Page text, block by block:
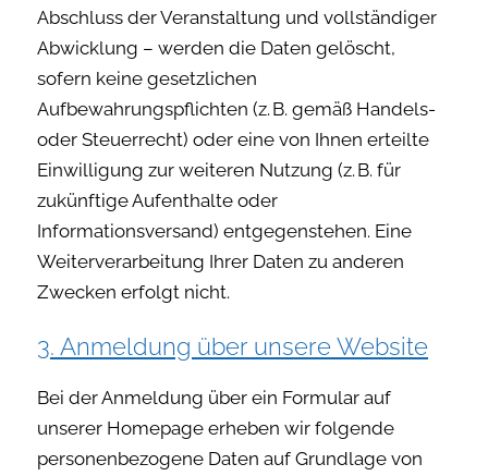
Abschluss der Veranstaltung und vollständiger
Abwicklung – werden die Daten gelöscht,
sofern keine gesetzlichen
Aufbewahrungspflichten (z. B. gemäß Handels-
oder Steuerrecht) oder eine von Ihnen erteilte
Einwilligung zur weiteren Nutzung (z. B. für
zukünftige Aufenthalte oder
Informationsversand) entgegenstehen. Eine
Weiterverarbeitung Ihrer Daten zu anderen
Zwecken erfolgt nicht.
3. Anmeldung über unsere Website
Bei der Anmeldung über ein Formular auf
unserer Homepage erheben wir folgende
personenbezogene Daten auf Grundlage von